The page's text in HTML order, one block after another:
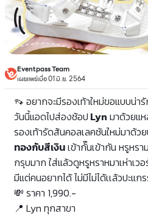
Eventpass Team
เผยแพร่เมื่อ 01 มิ.ย. 2564
👡 อยากจะมีรองเท้าใหม่ขอแบบน่า
วันนี้แอดไปส่องช้อป Lyn มาด้วยแ
รองเท้ารัดส้นคอลเลคชันใหม่มาด้วย
ทองกับสีเงินเข้ากั๊นเข้ากัน หรูหรา
กรุบมาก ใส่แล้วดูหรูหราหมาเห่าเว
มีแต่คนอยากได้ ไม่มีไม่ได้เเล้วปะแก
💸 ราคา 1,990.-
📍 Lyn ทุกสาขา